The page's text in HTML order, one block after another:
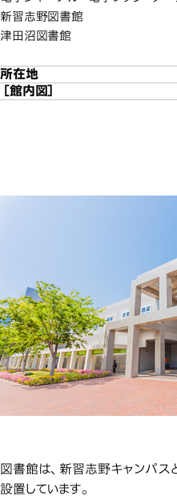
新習志野図書館
津田沼図書館
所在地
［館内図］
図書館は、新習志野キャンパス
設置しています。